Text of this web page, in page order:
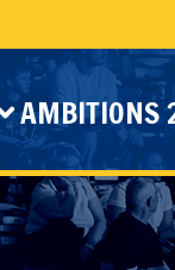
AMBITIONS